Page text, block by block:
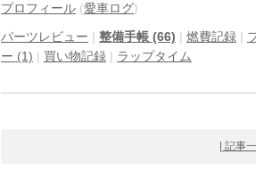
プロフィール (愛車ログ)
パーツレビュー | 整備手帳 (66) | 燃費記録 |
ー (1) | 買い物記録 | ラップタイム
| 記事一